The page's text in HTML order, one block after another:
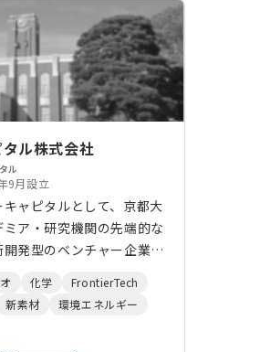
ル株式会社
ル
9月設立
ャピタルとして、京都大
ア・研究機関の先端的な
発型のベンチャー企業へ
成長支援を通じて、次世
ョンを創出してまいりま
化学
FrontierTech
新素材
環境エネルギー